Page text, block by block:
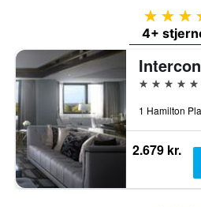
4
4+
5 stjerner
2.679 kr.